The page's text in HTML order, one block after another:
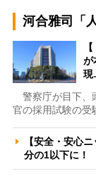
河合雅司「
が
警察庁が目下、
官の採用試験の受
【安全・安心
分の1以下に